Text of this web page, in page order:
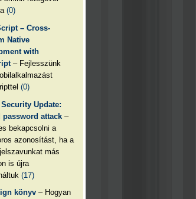
(0)
– Cross-
Native
with
– Fejlesszünk
(0)
Update:
password attack –
bekapcsolni a
azonosítást, ha a
más
is újra
(17)
könyv – Hogyan